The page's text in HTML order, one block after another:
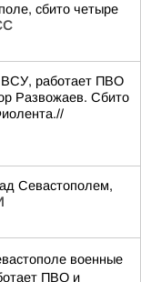
сбито четыре
ВСУ, работает ПВО
Развожаев. Сбито
Севастополем,
военные
ПВО и